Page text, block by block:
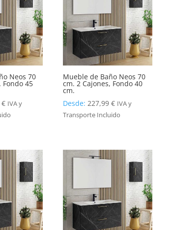
Neos 70
Fondo 45
€ IVA y
Mueble de Baño Neos 70
cm. 2 Cajones, Fondo 40
cm.
Desde: 227,99 € IVA y
Transporte Incluido